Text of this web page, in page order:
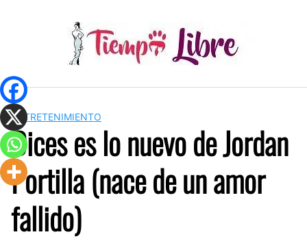
ENTRETENIMIENTO
Dices es lo nuevo de Jordan
Portilla (nace de un amor
fallido)